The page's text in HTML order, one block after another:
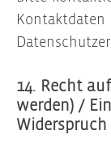
14. Recht
werden) /
Widerspruch